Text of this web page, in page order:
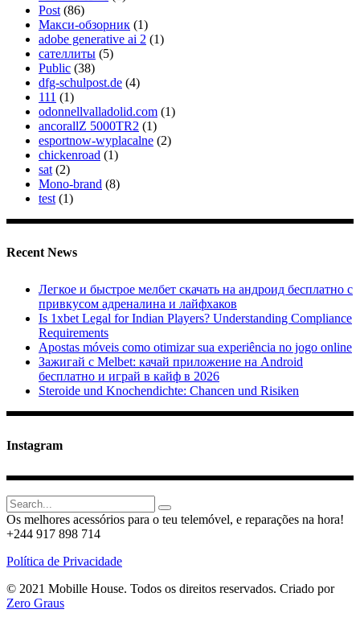
Post (86)
Макси-обзорник (1)
adobe generative ai 2 (1)
сателлиты (5)
Public (38)
dfg-schulpost.de (4)
111 (1)
odonnellvalladolid.com (1)
ancorallZ 5000TR2 (1)
esportnow-wyplacalne (2)
chickenroad (1)
sat (2)
Mono-brand (8)
test (1)
Recent News
Легкое и быстрое мелбет скачать на андроид бесплатно с
привкусом адреналина и лайфхаков
Is 1xbet Legal for Indian Players? Understanding Compliance
Requirements
Apostas móveis como otimizar sua experiência no jogo online
Зажигай с Melbet: качай приложение на Android
бесплатно и играй в кайф в 2026
Steroide und Knochendichte: Chancen und Risiken
Instagram
Search
for:
Os melhores acessórios para o teu telemóvel, e reparações na hora!
+244 917 898 714
Política de Privacidade
© 2021 Mobille House. Todos os direitos reservados. Criado por
Zero Graus